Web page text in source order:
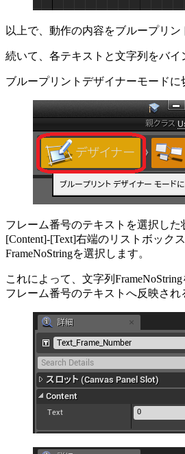
以上で、動作の内容をブループリン
続いて、各テキストと文字列をバイ
ブループリントデザイナーモードに
フレーム番号のテキストを選択した
[Content]-[Text]右端のリストボック
FrameNoStringを選択します。
これによって、文字列
フレーム番号のテキストへ反映され